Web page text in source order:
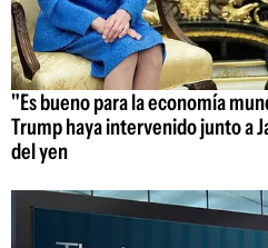
"Es bueno para la economía
Trump haya intervenido junto a
del yen